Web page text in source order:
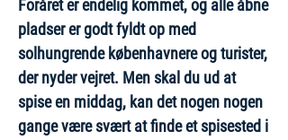
Foråret er endelig kommet, og alle åbne
pladser er godt fyldt op med
solhungrende københavnere og turister,
der nyder vejret. Men skal du ud at
spise en middag, kan det nogen nogen
gange være svært at finde et spisested i